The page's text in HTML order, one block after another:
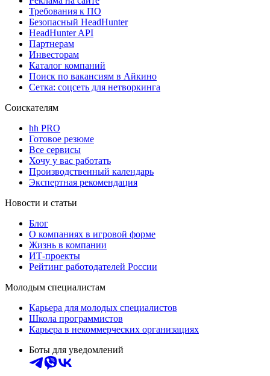
Требования к ПО
Безопасный HeadHunter
HeadHunter API
Партнерам
Инвесторам
Каталог компаний
Поиск по вакансиям в Айкино
Сетка: соцсеть для нетворкинга
Соискателям
hh PRO
Готовое резюме
Все сервисы
Хочу у вас работать
Производственный календарь
Экспертная рекомендация
Новости и статьи
Блог
О компаниях в игровой форме
Жизнь в компании
ИТ-проекты
Рейтинг работодателей России
Молодым специалистам
Карьера для молодых специалистов
Школа программистов
Карьера в некоммерческих организациях
Боты для уведомлений